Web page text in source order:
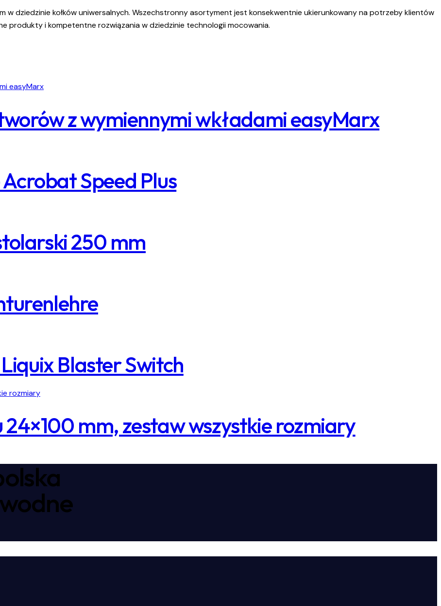
w dziedzinie kołków uniwersalnych. Wszechstronny asortyment jest konsekwentnie ukierunkowany na potrzeby klientów
produkty i kompetentne rozwiązania w dziedzinie technologii mocowania.
z wymiennymi wkładami easyMarx
Speed Plus
250 mm
Blaster Switch
mm, zestaw wszystkie rozmiary